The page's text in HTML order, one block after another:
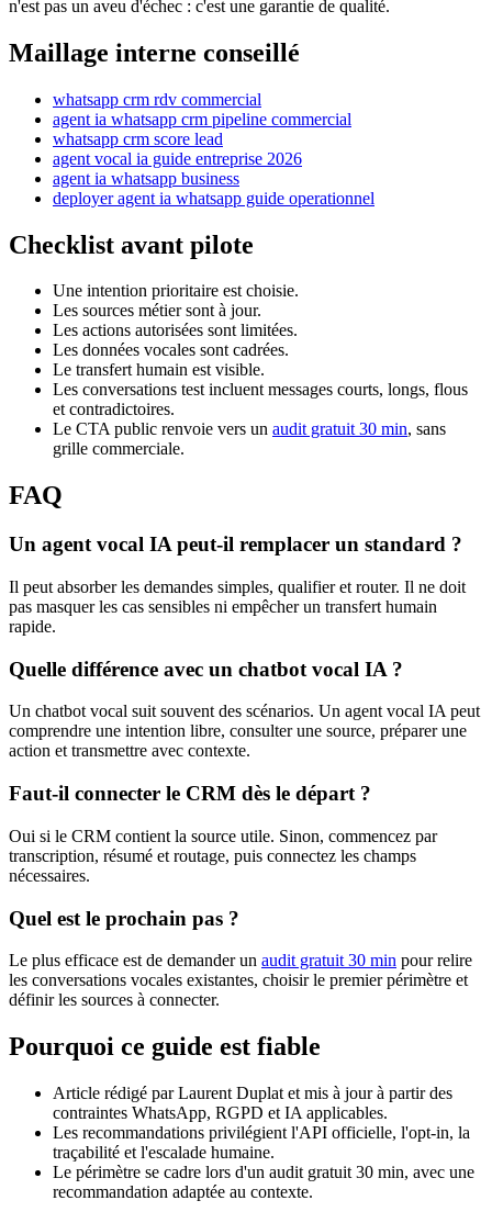
n'est pas un aveu d'échec : c'est une garantie de qualité.
Maillage interne conseillé
whatsapp crm rdv commercial
agent ia whatsapp crm pipeline commercial
whatsapp crm score lead
agent vocal ia guide entreprise 2026
agent ia whatsapp business
deployer agent ia whatsapp guide operationnel
Checklist avant pilote
Une intention prioritaire est choisie.
Les sources métier sont à jour.
Les actions autorisées sont limitées.
Les données vocales sont cadrées.
Le transfert humain est visible.
Les conversations test incluent messages courts, longs, flous
et contradictoires.
Le CTA public renvoie vers un audit gratuit 30 min, sans
grille commerciale.
FAQ
Un agent vocal IA peut-il remplacer un standard ?
Il peut absorber les demandes simples, qualifier et router. Il ne doit
pas masquer les cas sensibles ni empêcher un transfert humain
rapide.
Quelle différence avec un chatbot vocal IA ?
Un chatbot vocal suit souvent des scénarios. Un agent vocal IA peut
comprendre une intention libre, consulter une source, préparer une
action et transmettre avec contexte.
Faut-il connecter le CRM dès le départ ?
Oui si le CRM contient la source utile. Sinon, commencez par
transcription, résumé et routage, puis connectez les champs
nécessaires.
Quel est le prochain pas ?
Le plus efficace est de demander un audit gratuit 30 min pour relire
les conversations vocales existantes, choisir le premier périmètre et
définir les sources à connecter.
Pourquoi ce guide est fiable
Article rédigé par Laurent Duplat et mis à jour à partir des
contraintes WhatsApp, RGPD et IA applicables.
Les recommandations privilégient l'API officielle, l'opt-in, la
traçabilité et l'escalade humaine.
Le périmètre se cadre lors d'un audit gratuit 30 min, avec une
recommandation adaptée au contexte.